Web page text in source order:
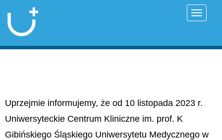
Uprzejmie informujemy, że od 10 listopada 2023 r.
Uniwersyteckie Centrum Kliniczne im. prof. K
Gibińskiego Śląskiego Uniwersytetu Medycznego w